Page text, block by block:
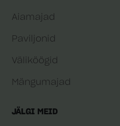
Aiamajad
Paviljonid
Väliköögid
Mängumajad
JÄLGI MEID